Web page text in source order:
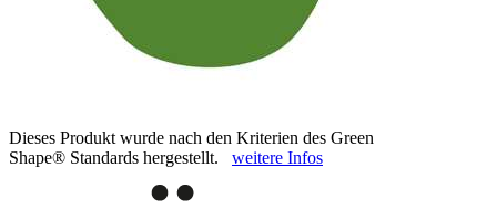
Dieses Produkt wurde nach den Kriterien des Green
Shape® Standards hergestellt. weitere Infos